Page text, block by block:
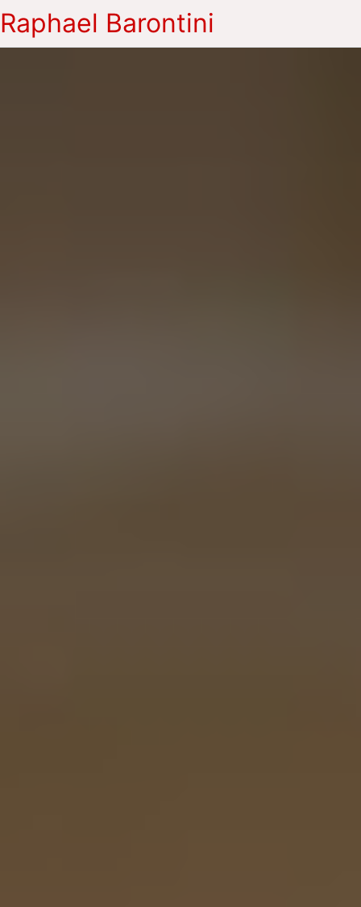
Raphael Barontini